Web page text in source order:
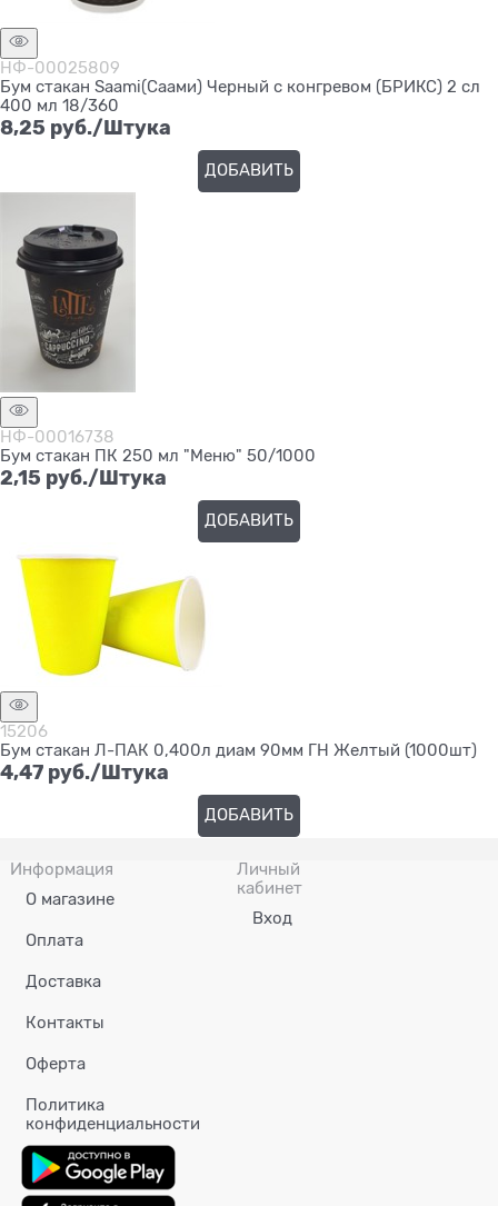
НФ-00025809
Бум стакан Saami(Саами) Черный с конгревом (БРИКС) 2 сл
400 мл 18/360
8,25 руб./Штука
ДОБАВИТЬ
НФ-00016738
Бум стакан ПК 250 мл "Меню" 50/1000
2,15 руб./Штука
ДОБАВИТЬ
15206
Бум стакан Л-ПАК 0,400л диам 90мм ГН Желтый (1000шт)
4,47 руб./Штука
ДОБАВИТЬ
Информация
О магазине
Оплата
Доставка
Контакты
Оферта
Политика
конфиденциальности
Личный
кабинет
Вход